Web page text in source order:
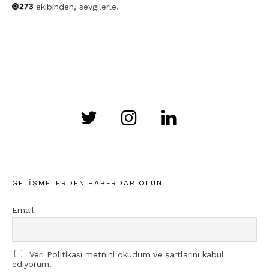
ekibinden, sevgilerle.
GELIŞMELERDEN HABERDAR OLUN
Email
Veri Politikası metnini okudum ve şartlarını kabul
ediyorum.